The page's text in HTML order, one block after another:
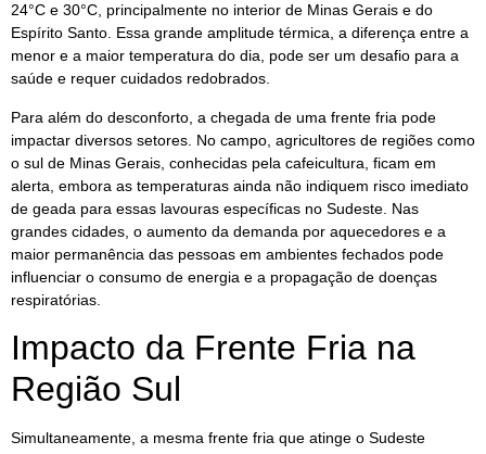
24°C e 30°C, principalmente no interior de Minas Gerais e do
Espírito Santo. Essa grande amplitude térmica, a diferença entre a
menor e a maior temperatura do dia, pode ser um desafio para a
saúde e requer cuidados redobrados.
Para além do desconforto, a chegada de uma frente fria pode
impactar diversos setores. No campo, agricultores de regiões como
o sul de Minas Gerais, conhecidas pela cafeicultura, ficam em
alerta, embora as temperaturas ainda não indiquem risco imediato
de geada para essas lavouras específicas no Sudeste. Nas
grandes cidades, o aumento da demanda por aquecedores e a
maior permanência das pessoas em ambientes fechados pode
influenciar o consumo de energia e a propagação de doenças
respiratórias.
Impacto da Frente Fria na
Região Sul
Simultaneamente, a mesma frente fria que atinge o Sudeste